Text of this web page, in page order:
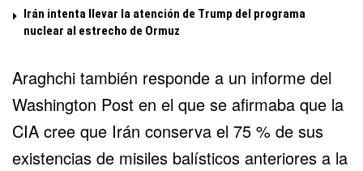
Irán intenta llevar la atención de Trump del programa
nuclear al estrecho de Ormuz
Araghchi también responde a un informe del
Washington Post en el que se afirmaba que la
CIA cree que Irán conserva el 75 % de sus
existencias de misiles balísticos anteriores a la